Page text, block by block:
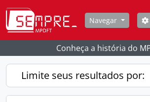
Skip to main content
Navegar
Conheça a história do
Limite seus resultados por: